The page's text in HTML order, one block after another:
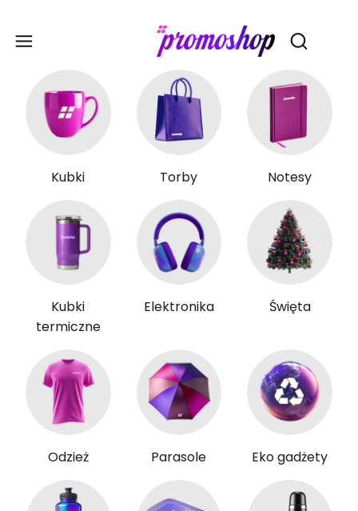
Otwórz
Kubki Torby Notesy
Kubki
termiczne
Elektronika Święta
Odzież Parasole Eko gadżety